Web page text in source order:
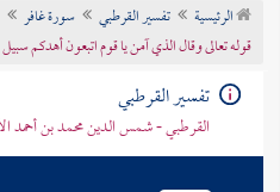
تراجم الأعلام
الرئيسية تفسير القرطبي
سورة غافر
قوله تعالى وقال الذي آمن يا قوم اتبعون أهدكم
تفسير القرطبي
القرطبي - شمس الدين محمد بن أحمد